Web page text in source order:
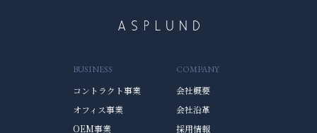
BUSINESS
コントラクト事業
オフィス事業
OEM事業
COMPANY
会社概要
会社沿革
採用情報